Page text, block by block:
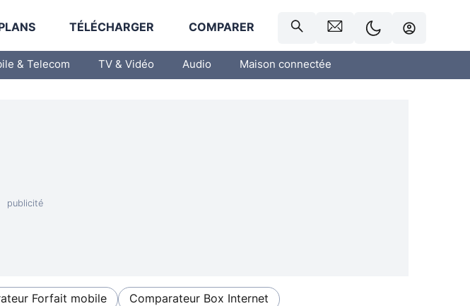
TÉLÉCHARGER COMPARER
& Telecom TV & Vidéo Audio Maison connectée
Forfait mobile Comparateur Box Internet